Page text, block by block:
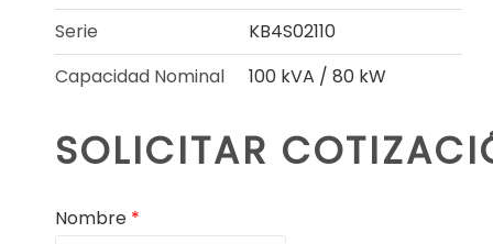
Serie
KB4S02110
Capacidad Nominal
100 kVA / 80 kW
SOLICITAR
Nombre *